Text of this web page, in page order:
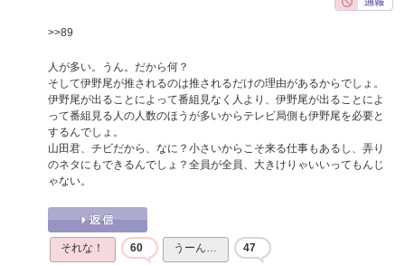
>>89
人が多い。うん。だから何？
そして伊野尾が推されるのは推されるだけの理由があるからでしょ。
伊野尾が出ることによって番組見なく人より、伊野尾が出ることによ
って番組見る人の人数のほうが多いからテレビ局側も伊野尾を必要と
するんでしょ。
山田君、チビだから、なに？小さいからこそ来る仕事もあるし、弄り
のネタにもできるんでしょ？全員が全員、大きけりゃいいってもんじ
ゃない。
それな！ 60 うーん… 47